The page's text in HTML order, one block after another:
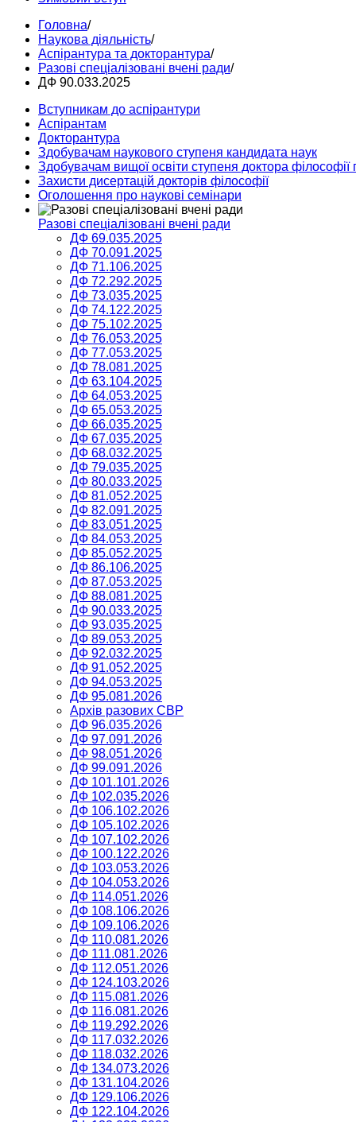
Головна/
Наукова діяльність/
Аспірантура та докторантура/
Разові спеціалізовані вчені ради/
ДФ 90.033.2025
Вступникам до аспірантури
Аспірантам
Докторантура
Здобувачам наукового ступеня кандидата наук
Здобувачам вищої освіти ступеня доктора філософії
Захисти дисертацій докторів філософії
Оголошення про наукові семінари
Разові спеціалізовані вчені ради
ДФ 69.035.2025
ДФ 70.091.2025
ДФ 71.106.2025
ДФ 72.292.2025
ДФ 73.035.2025
ДФ 74.122.2025
ДФ 75.102.2025
ДФ 76.053.2025
ДФ 77.053.2025
ДФ 78.081.2025
ДФ 63.104.2025
ДФ 64.053.2025
ДФ 65.053.2025
ДФ 66.035.2025
ДФ 67.035.2025
ДФ 68.032.2025
ДФ 79.035.2025
ДФ 80.033.2025
ДФ 81.052.2025
ДФ 82.091.2025
ДФ 83.051.2025
ДФ 84.053.2025
ДФ 85.052.2025
ДФ 86.106.2025
ДФ 87.053.2025
ДФ 88.081.2025
ДФ 90.033.2025
ДФ 93.035.2025
ДФ 89.053.2025
ДФ 92.032.2025
ДФ 91.052.2025
ДФ 94.053.2025
ДФ 95.081.2026
Архів разових СВР
ДФ 96.035.2026
ДФ 97.091.2026
ДФ 98.051.2026
ДФ 99.091.2026
ДФ 101.101.2026
ДФ 102.035.2026
ДФ 106.102.2026
ДФ 105.102.2026
ДФ 107.102.2026
ДФ 100.122.2026
ДФ 103.053.2026
ДФ 104.053.2026
ДФ 114.051.2026
ДФ 108.106.2026
ДФ 109.106.2026
ДФ 110.081.2026
ДФ 111.081.2026
ДФ 112.051.2026
ДФ 124.103.2026
ДФ 115.081.2026
ДФ 116.081.2026
ДФ 119.292.2026
ДФ 117.032.2026
ДФ 118.032.2026
ДФ 134.073.2026
ДФ 131.104.2026
ДФ 129.106.2026
ДФ 122.104.2026